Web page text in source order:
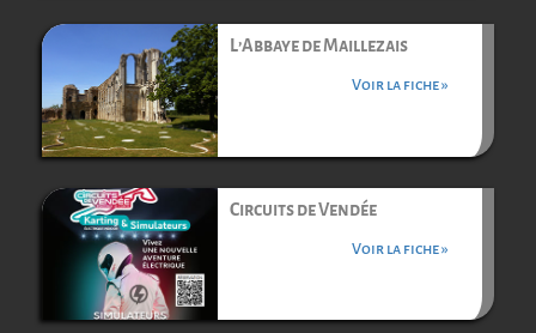
L’Abbaye de Maillezais
Voir la fiche »
Circuits de Vendée
Voir la fiche »